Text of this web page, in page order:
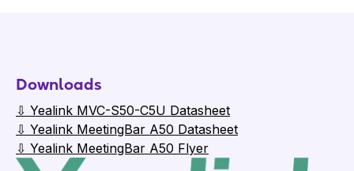
Downloads
⇩ Yealink MVC-S50-C5U Datasheet
⇩ Yealink MeetingBar A50 Datasheet
⇩ Yealink MeetingBar A50 Flyer